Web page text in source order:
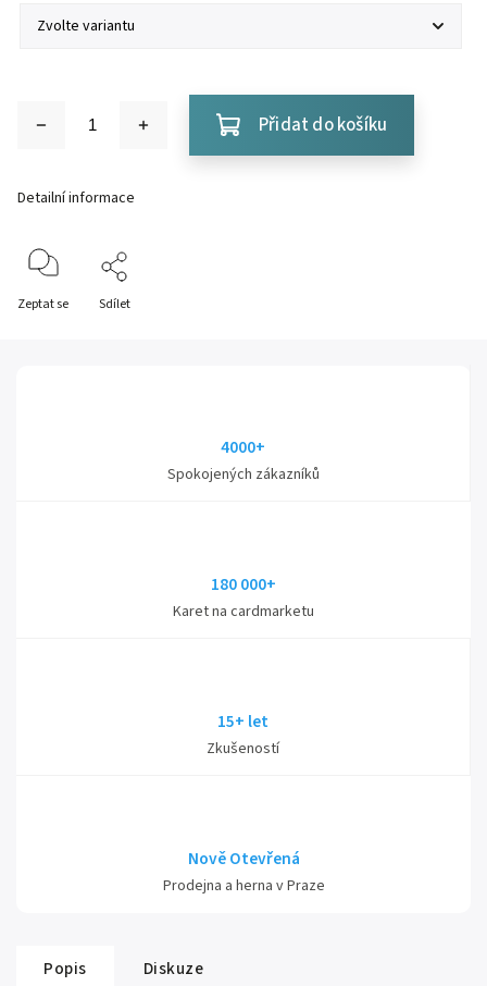
Přidat do košíku
Detailní informace
Zeptat se Sdílet
4000+
Spokojených zákazníků
180 000+
Karet na cardmarketu
15+ let
Zkušeností
Nově Otevřená
Prodejna a herna v Praze
Popis Diskuze